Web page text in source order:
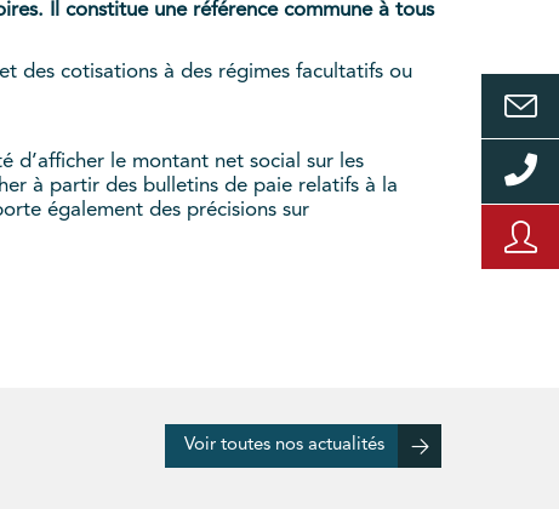
Il constitue une référence commune à tous
des cotisations à des régimes facultatifs ou
d’afficher le montant net social sur les
à partir des bulletins de paie relatifs à la
également des précisions sur
Voir toutes nos actualités